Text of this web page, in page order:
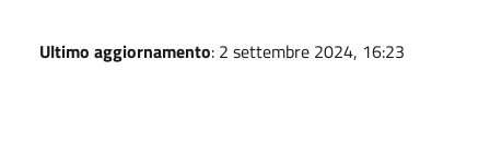
Ultimo aggiornamento: 2 settembre 2024, 16:23